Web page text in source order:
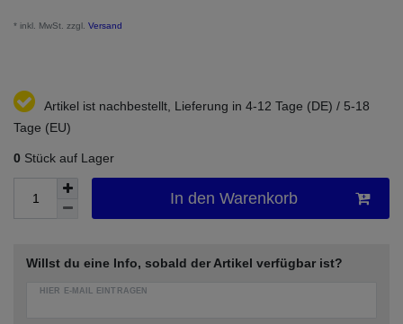
* inkl. MwSt. zzgl. Versand
Artikel ist nachbestellt, Lieferung in 4-12 Tage (DE) / 5-18
Tage (EU)
0 Stück auf Lager
In den Warenkorb
Willst du eine Info, sobald der Artikel verfügbar ist?
HIER E-MAIL EINTRAGEN